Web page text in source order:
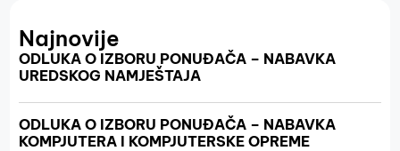
Najnovije
ODLUKA O IZBORU PONUĐAČA – NABAVKA
UREDSKOG NAMJEŠTAJA
ODLUKA O IZBORU PONUĐAČA – NABAVKA
KOMPJUTERA I KOMPJUTERSKE OPREME